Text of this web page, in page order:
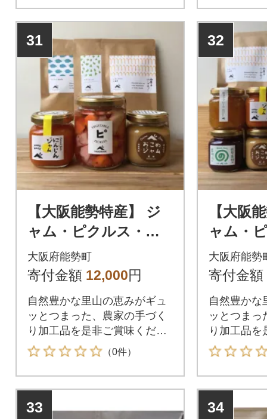
31
【大阪能勢特産】 ジ
ャム・ピクルス・ハ
ーブティーのセットA
大阪府能勢町
寄付金額 12,000円
自然豊かな里山の恵みがギュ
ッとつまった、農家の手づく
り加工品を是非ご賞味くださ
い。
（0件）
32
【大阪
ャム・
ーブテ
大阪府能勢
寄付金額
自然豊かな
ッとつまっ
り加工品を
い。
33 34